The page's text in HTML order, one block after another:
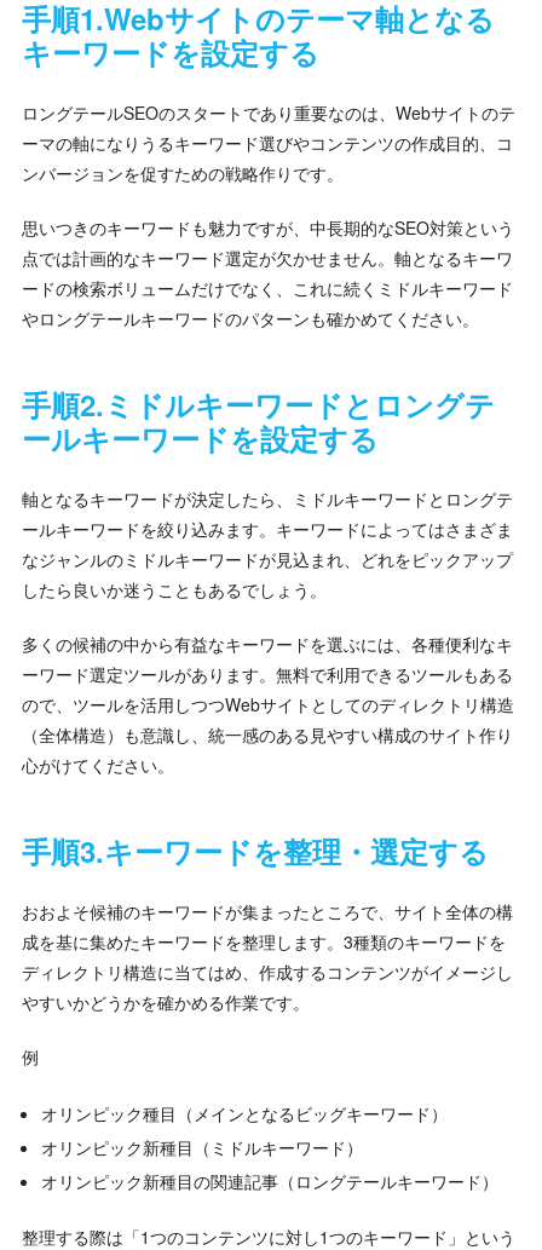
手順1.Webサイトのテーマ軸となる
キーワードを設定する
ロングテールSEOのスタートであり重要なのは、Webサイトのテ
ーマの軸になりうるキーワード選びやコンテンツの作成目的、コ
ンバージョンを促すための戦略作りです。
思いつきのキーワードも魅力ですが、中長期的なSEO対策という
点では計画的なキーワード選定が欠かせません。軸となるキーワ
ードの検索ボリュームだけでなく、これに続くミドルキーワード
やロングテールキーワードのパターンも確かめてください。
手順2.ミドルキーワードとロングテ
ールキーワードを設定する
軸となるキーワードが決定したら、ミドルキーワードとロングテ
ールキーワードを絞り込みます。キーワードによってはさまざま
なジャンルのミドルキーワードが見込まれ、どれをピックアップ
したら良いか迷うこともあるでしょう。
多くの候補の中から有益なキーワードを選ぶには、各種便利なキ
ーワード選定ツールがあります。無料で利用できるツールもある
ので、ツールを活用しつつWebサイトとしてのディレクトリ構造
（全体構造）も意識し、統一感のある見やすい構成のサイト作り
心がけてください。
手順3.キーワードを整理・選定する
おおよそ候補のキーワードが集まったところで、サイト全体の構
成を基に集めたキーワードを整理します。3種類のキーワードを
ディレクトリ構造に当てはめ、作成するコンテンツがイメージし
やすいかどうかを確かめる作業です。
例
オリンピック種目（メインとなるビッグキーワード）
オリンピック新種目（ミドルキーワード）
オリンピック新種目の関連記事（ロングテールキーワード）
整理する際は「1つのコンテンツに対し1つのキーワード」という